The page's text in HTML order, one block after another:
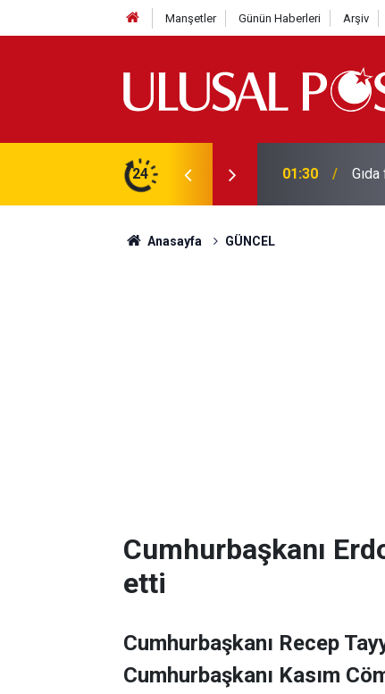
Manşetler Günün Haberleri Arşiv
24
en yüksek seviyesine çıktı 01:26
Anasayfa GÜNCEL
Cumhurbaşkanı
etti
Cumhurbaşkanı Recep
Cumhurbaşkanı Kasım